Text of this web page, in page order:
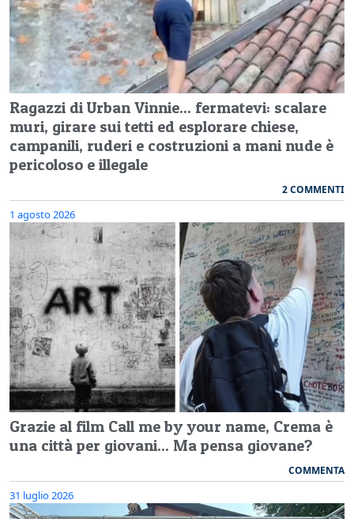
Ragazzi di Urban Vinnie... fermatevi: scalare
muri, girare sui tetti ed esplorare chiese,
campanili, ruderi e costruzioni a mani nude è
pericoloso e illegale
2 COMMENTI
1 agosto 2026
Grazie al film Call me by your name, Crema è
una città per giovani... Ma pensa giovane?
COMMENTA
31 luglio 2026